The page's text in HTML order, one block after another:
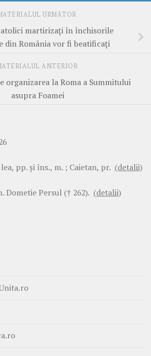
URMĂTOR
martirizaţi în închisorile
din România vor fi beatificaţi
ANTERIOR
organizarea la Roma a Summitului
asupra Foamei
pp. şi îns., m. ; Caietan, pr. (detalii)
Dometie Persul († 262). (detalii)